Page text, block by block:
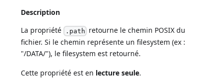
Description
La propriété .path retourne le chemin POSIX du
fichier. Si le chemin représente un filesystem (ex :
"/DATA/"), le filesystem est retourné.
Cette propriété est en lecture seule.